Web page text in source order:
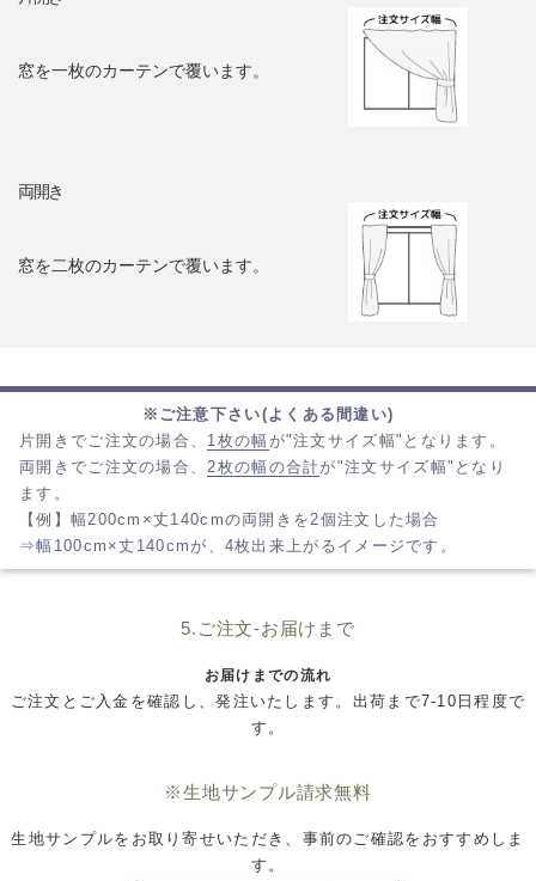
窓を一枚のカーテンで覆います。
両開き
窓を二枚のカーテンで覆います。
※ご注意下さい(よくある間違い)
片開きでご注文の場合、 1枚の幅 が"注文サイズ幅"となります。
両開きでご注文の場合、 2枚の幅の合計が"注文サイズ幅"となり
ます。
【例】幅200cm×丈140cmの両開きを2個注文した場合
⇒幅100cm×丈140cmが、4枚出来上がるイメージです。
5.ご注文-お届けまで
お届けまでの流れ
ご注文とご入金を確認し、発注いたします。出荷まで7-10日程度で
す。
※生地サンプル請求無料
生地サンプルをお取り寄せいただき、事前のご確認をおすすめしま
す。